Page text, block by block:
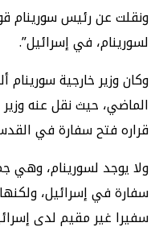
ونقلت عن رئيس سورينام
لسورينام، في إسرائيل”.
وكان وزير خارجية سورينام
الماضي، حيث نقل عنه وزير
قراره فتح سفارة في
ولا يوجد لسورينام، وهي
سفارة في إسرائيل،
سفيرا غير مقيم لدى